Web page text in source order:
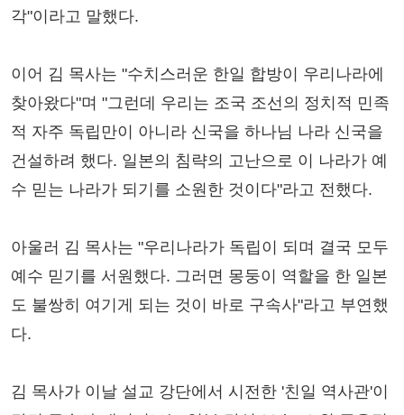
각"이라고 말했다.
이어 김 목사는 "수치스러운 한일 합방이 우리나라에
찾아왔다"며 "그런데 우리는 조국 조선의 정치적 민족
적 자주 독립만이 아니라 신국을 하나님 나라 신국을
건설하려 했다. 일본의 침략의 고난으로 이 나라가 예
수 믿는 나라가 되기를 소원한 것이다"라고 전했다.
아울러 김 목사는 "우리나라가 독립이 되며 결국 모두
예수 믿기를 서원했다. 그러면 몽둥이 역할을 한 일본
도 불쌍히 여기게 되는 것이 바로 구속사"라고 부연했
다.
김 목사가 이날 설교 강단에서 시전한 '친일 역사관'이